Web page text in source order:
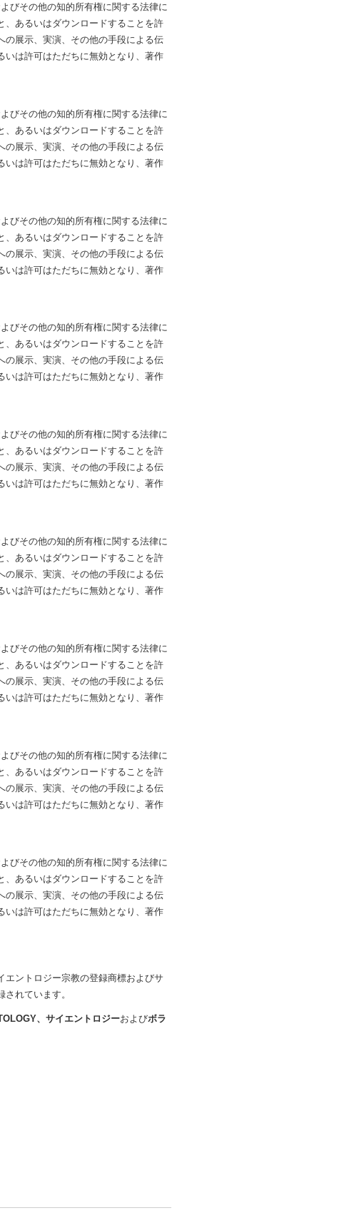
びその他の知的所有権に関する法律に
、あるいはダウンロードすることを許
の展示、実演、その他の手段による伝
いは許可はただちに無効となり、著作
びその他の知的所有権に関する法律に
、あるいはダウンロードすることを許
の展示、実演、その他の手段による伝
いは許可はただちに無効となり、著作
びその他の知的所有権に関する法律に
、あるいはダウンロードすることを許
の展示、実演、その他の手段による伝
いは許可はただちに無効となり、著作
びその他の知的所有権に関する法律に
、あるいはダウンロードすることを許
の展示、実演、その他の手段による伝
いは許可はただちに無効となり、著作
びその他の知的所有権に関する法律に
、あるいはダウンロードすることを許
の展示、実演、その他の手段による伝
いは許可はただちに無効となり、著作
びその他の知的所有権に関する法律に
、あるいはダウンロードすることを許
の展示、実演、その他の手段による伝
いは許可はただちに無効となり、著作
びその他の知的所有権に関する法律に
、あるいはダウンロードすることを許
の展示、実演、その他の手段による伝
いは許可はただちに無効となり、著作
びその他の知的所有権に関する法律に
、あるいはダウンロードすることを許
の展示、実演、その他の手段による伝
いは許可はただちに無効となり、著作
びその他の知的所有権に関する法律に
、あるいはダウンロードすることを許
の展示、実演、その他の手段による伝
いは許可はただちに無効となり、著作
エントロジー宗教の登録商標およびサ
れています。
、サイエントロジーおよびボラ